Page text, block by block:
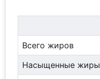
Всего жиров
Насыщенные жиры